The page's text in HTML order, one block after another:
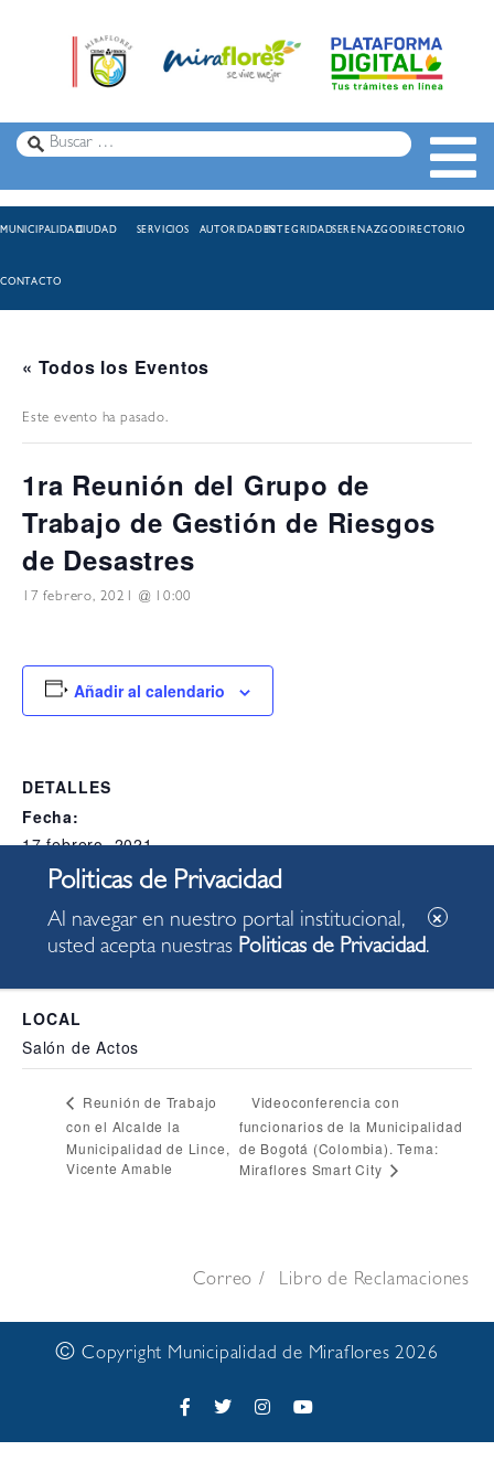
MUNICIPALIDADCIUDAD SERVICIOS AUTORIDADESINTEGRIDADSERENAZGODIRECTORIO
CONTACTO
« Todos los Eventos
Este evento ha pasado.
1ra Reunión del Grupo de
Trabajo de Gestión de Riesgos
de Desastres
17 febrero, 2021 @ 10:00
Añadir al calendario
DETALLES
Fecha:
17 febrero, 2021
Hora:
Categoría del Evento:
Alcaldia
LOCAL
Salón de Actos
Reunión de Trabajo
con el Alcalde la
Municipalidad de Lince,
Vicente Amable
Videoconferencia con
funcionarios de la Municipalidad
de Bogotá (Colombia). Tema:
Miraflores Smart City
Correo Libro de Reclamaciones
© Copyright Municipalidad de Miraflores 2026
Al navegar en nuestro portal institucional,
usted acepta nuestras Politicas de Privacidad.